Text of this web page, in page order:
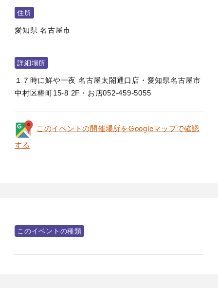
住所
愛知県 名古屋市
詳細場所
１７時に鮮や一夜 名古屋太閤通口店・愛知県名古屋市
中村区椿町15-8 2F・お店052-459-5055
このイベントの開催場所をGoogleマップで確認
する
このイベントの種類